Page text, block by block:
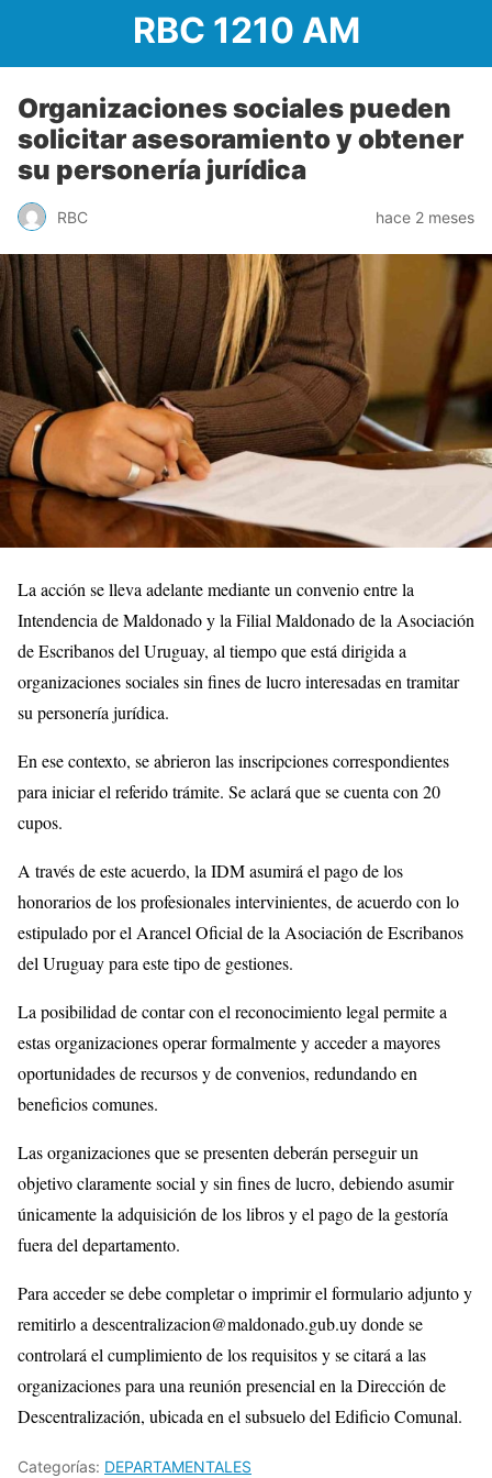
RBC 1210 AM
Organizaciones sociales pueden
solicitar asesoramiento y obtener
su personería jurídica
RBC hace 2 meses
La acción se lleva adelante mediante un convenio entre la
Intendencia de Maldonado y la Filial Maldonado de la Asociación
de Escribanos del Uruguay, al tiempo que está dirigida a
organizaciones sociales sin fines de lucro interesadas en tramitar
su personería jurídica.
En ese contexto, se abrieron las inscripciones correspondientes
para iniciar el referido trámite. Se aclará que se cuenta con 20
cupos.
A través de este acuerdo, la IDM asumirá el pago de los
honorarios de los profesionales intervinientes, de acuerdo con lo
estipulado por el Arancel Oficial de la Asociación de Escribanos
del Uruguay para este tipo de gestiones.
La posibilidad de contar con el reconocimiento legal permite a
estas organizaciones operar formalmente y acceder a mayores
oportunidades de recursos y de convenios, redundando en
beneficios comunes.
Las organizaciones que se presenten deberán perseguir un
objetivo claramente social y sin fines de lucro, debiendo asumir
únicamente la adquisición de los libros y el pago de la gestoría
fuera del departamento.
Para acceder se debe completar o imprimir el formulario adjunto y
remitirlo a descentralizacion@maldonado.gub.uy donde se
controlará el cumplimiento de los requisitos y se citará a las
organizaciones para una reunión presencial en la Dirección de
Descentralización, ubicada en el subsuelo del Edificio Comunal.
Categorías: DEPARTAMENTALES